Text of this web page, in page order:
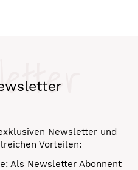
Newsletter und
Vorteilen:
Als Newsletter Abonnent